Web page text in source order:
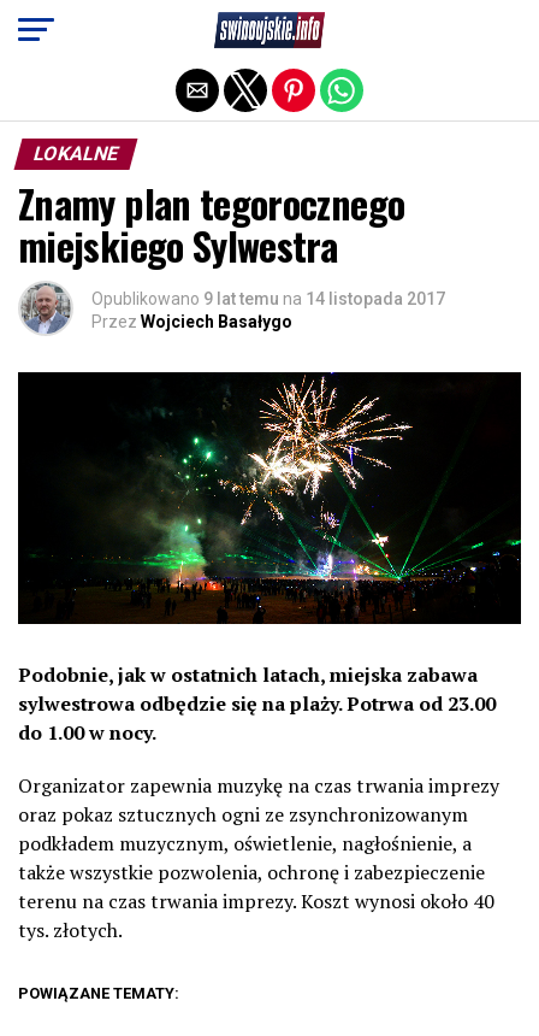
LOKALNE
Znamy plan tegorocznego
miejskiego Sylwestra
Opublikowano 9 lat temu na 14 listopada 2017
Przez Wojciech Basałygo
Podobnie, jak w ostatnich latach, miejska zabawa
sylwestrowa odbędzie się na plaży. Potrwa od 23.00
do 1.00 w nocy.
Organizator zapewnia muzykę na czas trwania imprezy
oraz pokaz sztucznych ogni ze zsynchronizowanym
podkładem muzycznym, oświetlenie, nagłośnienie, a
także wszystkie pozwolenia, ochronę i zabezpieczenie
terenu na czas trwania imprezy. Koszt wynosi około 40
tys. złotych.
POWIĄZANE TEMATY:
Exit mobile version